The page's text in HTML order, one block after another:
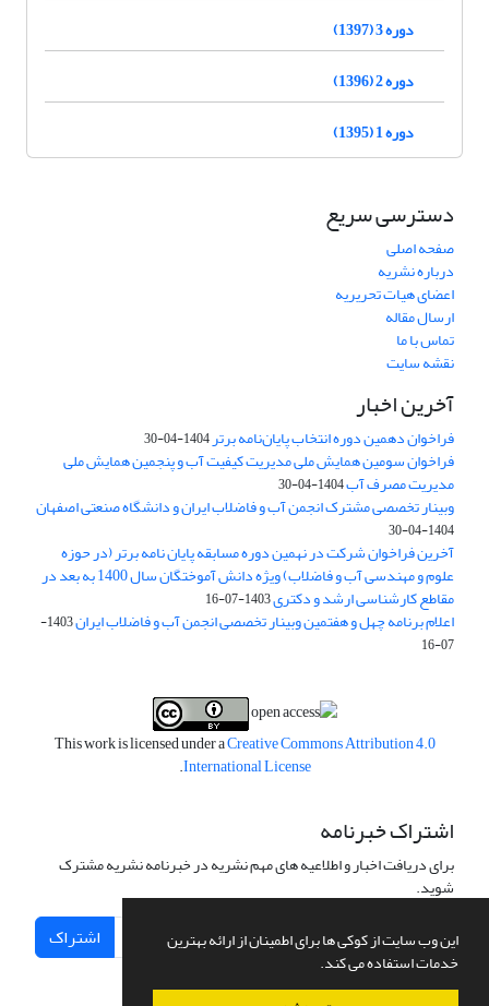
این وب سایت از کوکی ها برای اطمینان از ارائه بهترین
خدمات استفاده می کند.
دوره 3 (1397)
دوره 2 (1396)
دوره 1 (1395)
دسترسی سریع
صفحه اصلی
درباره نشریه
اعضای هیات تحریریه
ارسال مقاله
تماس با ما
نقشه سایت
آخرین اخبار
فراخوان دهمین دوره انتخاب پایان‌نامه برتر1404-04-30
فراخوان سومین همایش ملی مدیریت کیفیت آب و پنجمین همایش ملی
مدیریت مصرف آب1404-04-30
وبینار تخصصی مشترک انجمن آب و فاضلاب ایران و دانشگاه صنعتی اصفهان
1404-04-30
آخرین فراخوان شرکت در نهمین دوره مسابقه پایان نامه برتر (در حوزه
علوم و مهندسی آب و فاضلاب) ویژه دانش آموختگان سال 1400 به بعد در
مقاطع کارشناسی ارشد و دکتری1403-07-16
اعلام برنامه چهل و هفتمین وبینار تخصصی انجمن آب و فاضلاب ایران
1403-
07-16
This work is licensed under aCreative Commons Attribution 4.0
International License
.
اشتراک خبرنامه
برای دریافت اخبار و اطلاعیه های مهم نشریه در خبرنامه نشریه مشترک
شوید.
اشتراک